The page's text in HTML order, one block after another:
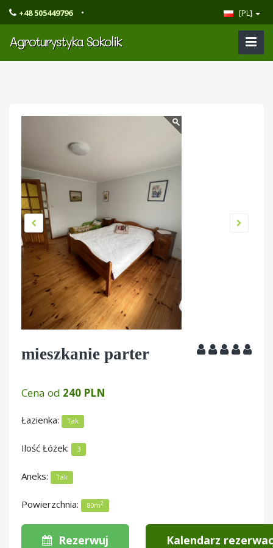
+48 505449796 • [PL]
Agroturystyka Sokolik
mieszkanie parter
Cena od 240 PLN
Łazienka: Tak
Ilość Łóżek: 3
Aneks: Tak
Powierzchnia: 80m2
Rezerwuj Kalendarz